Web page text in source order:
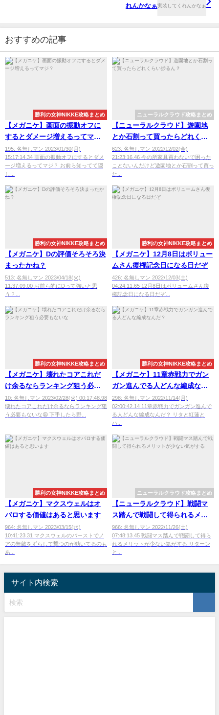
れんかなぁ
おすすめの記事
勝利の女神NIKKE攻略まとめ
【メガニケ】画面の振動オフに
するとダメージ増えるってマ
ジ？
195: 名無しマン 2023/01/30(月)
15:17:14.34 画面の振動オフにするとダメ
ージ増えるってマジ？ お前ら知ってて隠
し...
ニューラルクラウド攻略まとめ
【ニューラルクラウド】遊園地
とか石割って買ったらどれくら
い捗るん？
623: 名無しマン 2022/12/02(金)
21:23:16.46 今の所家具買わないで困った
ことないんだけど遊園地とか石割って買っ
た...
勝利の女神NIKKE攻略まとめ
【メガニケ】Dの評価そろそろ決
まったかね？
513: 名無しマン 2023/04/18(火)
11:37:09.00 お前ら的にDって強いと思
う？...
勝利の女神NIKKE攻略まとめ
【メガニケ】12月8日はボリュー
ムさん復権記念日になる日だぞ
426: 名無しマン 2022/12/03(土)
04:24:11.65 12月8日はボリュームさん復
権記念日になる日だぞ...
勝利の女神NIKKE攻略まとめ
【メガニケ】壊れたコアこれだ
け余るならランキング狙う必要
もないな
10: 名無しマン 2023/02/28(火) 00:17:48.98
壊れたコアこれだけ余るならランキング狙
う必要もないな😫 下手したら野...
勝利の女神NIKKE攻略まとめ
【メガニケ】11章赤戦力でガン
ガン進んでる人どんな編成なん
だ？
298: 名無しマン 2022/11/14(月)
02:00:42.14 11章赤戦力でガンガン進んで
る人どんな編成なんだ？ リタと紅蓮と
ハ...
勝利の女神NIKKE攻略まとめ
【メガニケ】マクスウェルはオ
バロする価値はあると思います
964: 名無しマン 2023/03/15(水)
10:41:23.31 マクスウェルのバーストでノ
アの無敵をずらして撃つのが効いてるのも
あ...
ニューラルクラウド攻略まとめ
【ニューラルクラウド】戦闘マ
ス踏んで戦闘して得られるメリ
ットが少ない気がする
966: 名無しマン 2022/11/26(土)
07:48:13.45 戦闘マス踏んで戦闘して得ら
れるメリットが少ない気がする リターン
と...
サイト内検索